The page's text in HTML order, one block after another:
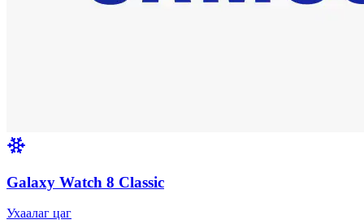
Galaxy Watch 8 Classic
Ухаалаг цаг